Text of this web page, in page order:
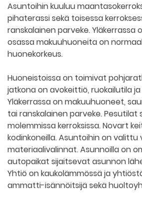
Asuntoihin kuuluu
pihaterassi sekä toisessa
ranskalainen parveke. Yläkerrassa
osassa makuuhuoneita on
huonekorkeus.
Huoneistoissa on toimivat
jatkona on avokeittiö, ruokailutila
Yläkerrassa on makuuhuoneet,
tai ranskalainen parveke. Pesutilat
molemmissa kerroksissa. Novart
kodinkoneilla. Asuntoihin on valittu
materiaalivalinnat. Asunnoilla on
autopaikat sijaitsevat asunnon
Yhtiö on kaukolämmössä ja
ammatti-isännöitsijä sekä